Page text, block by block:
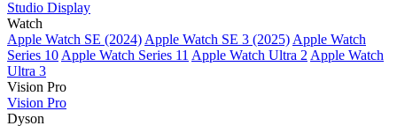
Studio Display
Watch
Apple Watch SE (2024) Apple Watch SE 3 (2025) Apple Watch
Series 10 Apple Watch Series 11 Apple Watch Ultra 2 Apple Watch
Ultra 3
Vision Pro
Vision Pro
Dyson